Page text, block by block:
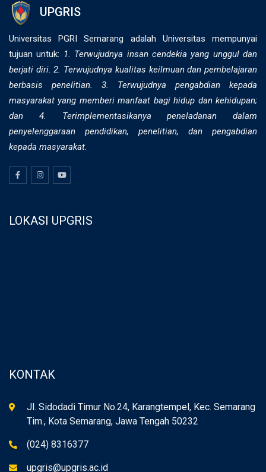
UPGRIS
Universitas PGRI Semarang adalah Universitas mempunyai
tujuan untuk: 1. Terwujudnya insan cendekia yang unggul dan
berjati diri. 2. ⁠Terwujudnya kualitas keilmuan dan pembelajaran
berbasis penelitian. 3. Terwujudnya pengabdian kepada
masyarakat yang memberi manfaat bagi hidup dan kehidupan;
dan 4. Terimplementasikanya peneladanan dalam
penyelenggaraan pendidikan, penelitian, dan pengabdian
kepada masyarakat.
LOKASI UPGRIS
KONTAK
Jl. Sidodadi Timur No.24, Karangtempel, Kec. Semarang
Tim., Kota Semarang, Jawa Tengah 50232
(024) 8316377
upgris@upgris.ac.id